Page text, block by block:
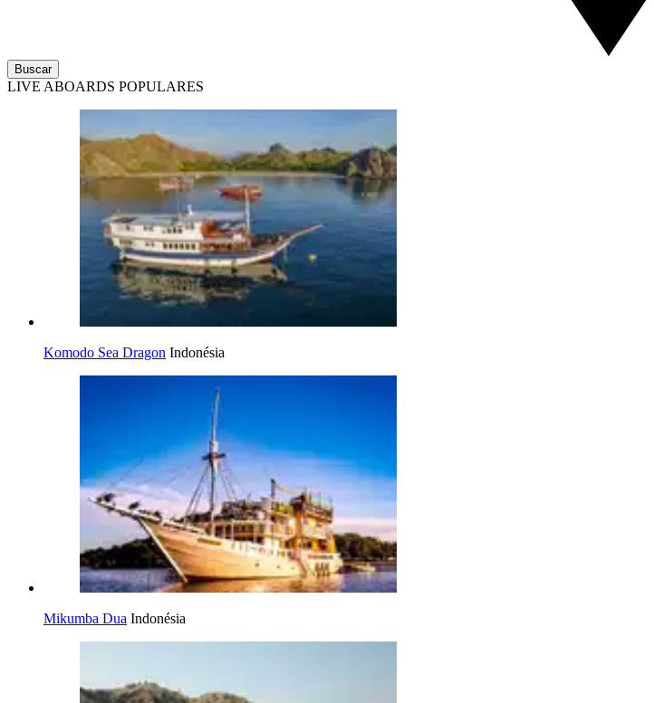
Buscar
LIVE ABOARDS POPULARES
Komodo Sea Dragon Indonésia
Mikumba Dua Indonésia